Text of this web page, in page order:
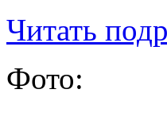
Читать
Фото: